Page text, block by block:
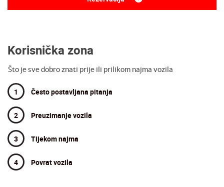
Korisnička zona
Što je sve dobro znati prije ili prilikom najma vozila
1 Često postavljana pitanja
2 Preuzimanje vozila
3 Tijekom najma
4 Povrat vozila